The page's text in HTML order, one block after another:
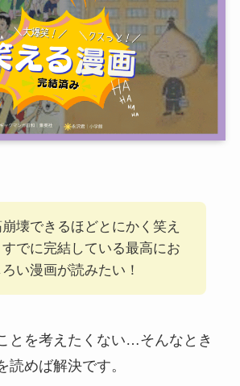
壊できるほどとにかく笑え
すでに完結している最高にお
ろい漫画が読みたい！
とを考えたくない…そんなとき
読めば解決です。